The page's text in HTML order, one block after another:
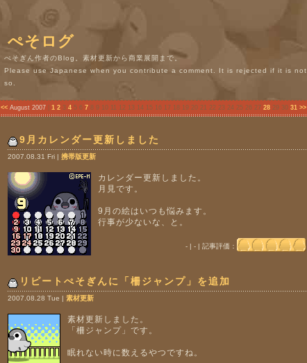
ぺそログ
ぺそぎん作者のBlog。素材更新から商業展開まで。
Please use Japanese when you contribute a comment. It is rejected if it is not
so.
<< August 2007 1 2 3 4 5 6 7 8 9 10 11 12 13 14 15 16 17 18 19 20 21 22 23 24 25 26 27 28 29 30 31 >>
9月カレンダー更新しました
2007.08.31 Fri | 携帯版更新
カレンダー更新しました。
月見です。
9月の絵はいつも悩みます。
行事が少ないな、と。
- | - | 記事評価：
リピートぺそぎんに「柵ジャンプ」を追加
2007.08.28 Tue | 素材更新
素材更新しました。
「柵ジャンプ」です。
眠れない時に数えるやつですね。